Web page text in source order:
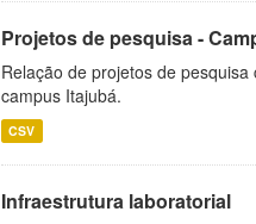
Projetos de pesquisa -
Relação de projetos de
campus Itajubá.
CSV
Infraestrutura laboratorial